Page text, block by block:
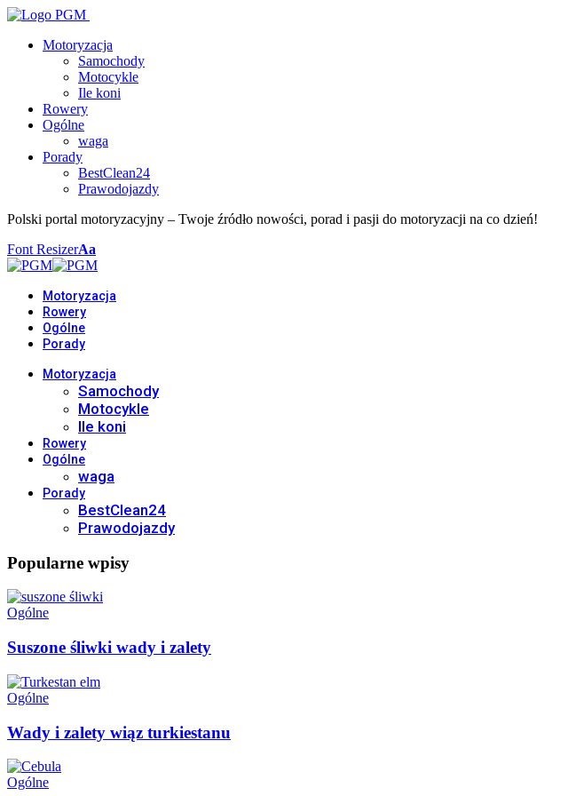
Motoryzacja
Samochody
Motocykle
Ile koni
Rowery
Ogólne
waga
Porady
BestClean24
Prawodojazdy
Polski portal motoryzacyjny – Twoje źródło nowości, porad i pasji do motoryzacji na co dzień!
Font ResizerAa
Motoryzacja
Rowery
Ogólne
Porady
Motoryzacja
Samochody
Motocykle
Ile koni
Rowery
Ogólne
waga
Porady
BestClean24
Prawodojazdy
Popularne wpisy
Ogólne
Suszone śliwki wady i zalety
Ogólne
Wady i zalety wiąz turkiestanu
Ogólne